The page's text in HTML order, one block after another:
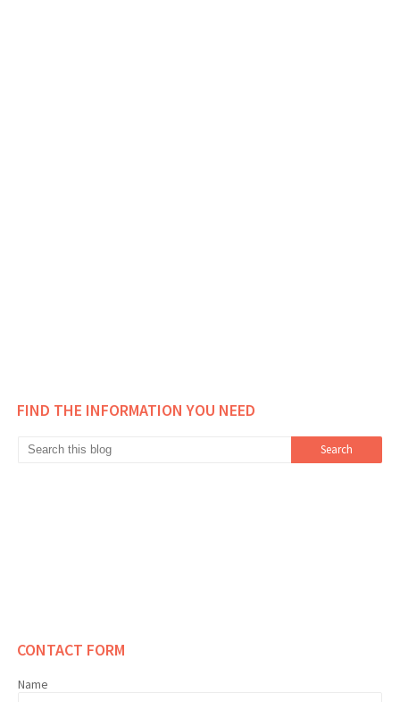
FIND THE INFORMATION YOU NEED
CONTACT FORM
Name